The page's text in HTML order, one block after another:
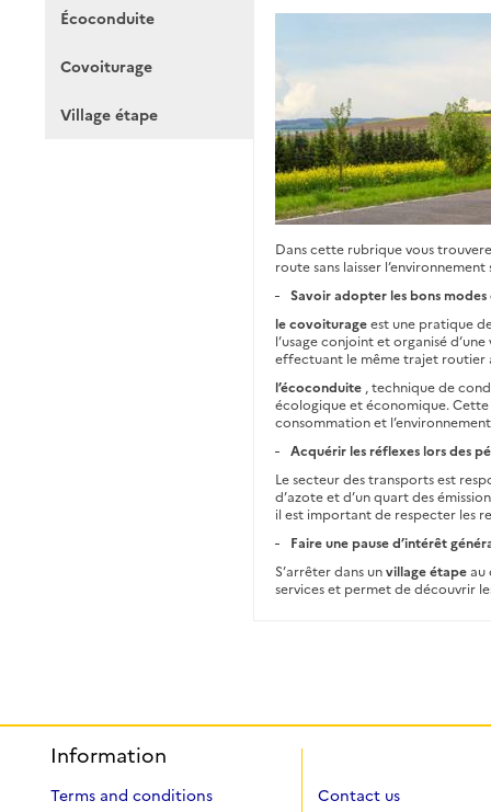
Écoconduite
Covoiturage
Village étape
Dans cette rubrique vous
route sans laisser
Savoir adopter les bons
le covoiturage est une pratique
l’usage conjoint et organisé
effectuant le même trajet routier
l’écoconduite , technique de
écologique et économique.
consommation et
Acquérir les réflexes lors des
Le secteur des transports est
d’azote et d’un quart des
il est important de respecter les
Faire une pause d’intérêt
S’arrêter dans un village étape au
services et permet de découvrir
Information
Terms and conditions
Contact us